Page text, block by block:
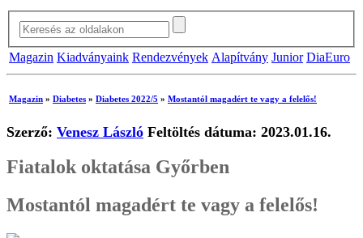
Magazin Kiadványaink Rendezvények Alapítvány Junior DiaEuro
Magazin » Diabetes » Diabetes 2022/5 » Mostantól magadért te vagy a felelős!
Szerző: Venesz László Feltöltés dátuma: 2023.01.16.
Fiatalok oktatása Győrben
Mostantól magadért te vagy a felelős!